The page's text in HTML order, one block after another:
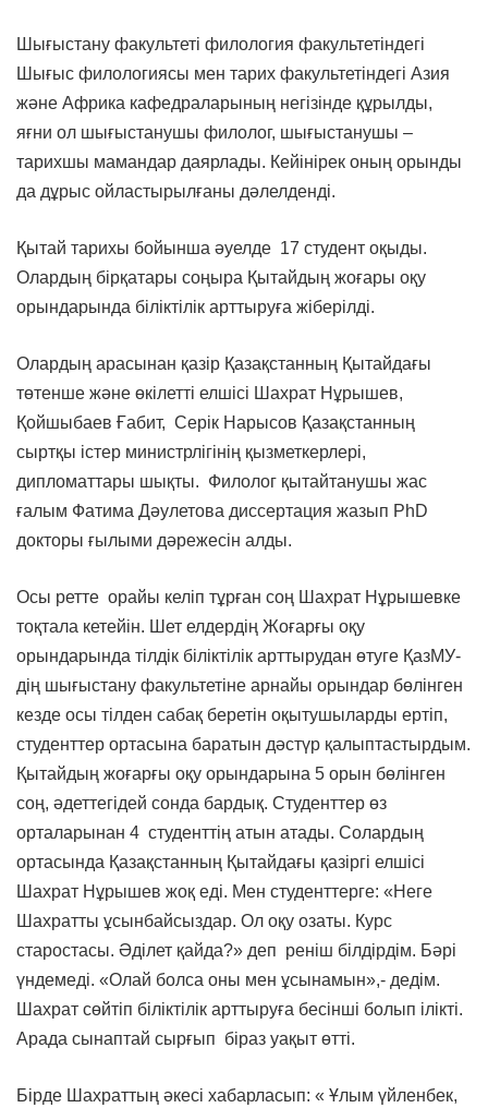
Шығыстану факультеті филология факультетіндегі
Шығыс филологиясы мен тарих факультетіндегі Азия
және Африка кафедраларының негізінде құрылды,
яғни ол шығыстанушы филолог, шығыстанушы –
тарихшы мамандар даярлады. Кейінірек оның орынды
да дұрыс ойластырылғаны дәлелденді.
Қытай тарихы бойынша әуелде 17 студент оқыды.
Олардың бірқатары соңыра Қытайдың жоғары оқу
орындарында біліктілік арттыруға жіберілді.
Олардың арасынан қазір Қазақстанның Қытайдағы
төтенше және өкілетті елшісі Шахрат Нұрышев,
Қойшыбаев Ғабит, Серік Нарысов Қазақстанның
сыртқы істер министрлігінің қызметкерлері,
дипломаттары шықты. Филолог қытайтанушы жас
ғалым Фатима Дәулетова диссертация жазып PhD
докторы ғылыми дәрежесін алды.
Осы ретте орайы келіп тұрған соң Шахрат Нұрышевке
тоқтала кетейін. Шет елдердің Жоғарғы оқу
орындарында тілдік біліктілік арттырудан өтуге ҚазМУ-
дің шығыстану факультетіне арнайы орындар бөлінген
кезде осы тілден сабақ беретін оқытушыларды ертіп,
студенттер ортасына баратын дәстүр қалыптастырдым.
Қытайдың жоғарғы оқу орындарына 5 орын бөлінген
соң, әдеттегідей сонда бардық. Студенттер өз
орталарынан 4 студенттің атын атады. Солардың
ортасында Қазақстанның Қытайдағы қазіргі елшісі
Шахрат Нұрышев жоқ еді. Мен студенттерге: «Неге
Шахратты ұсынбайсыздар. Ол оқу озаты. Курс
старостасы. Әділет қайда?» деп реніш білдірдім. Бәрі
үндемеді. «Олай болса оны мен ұсынамын»,- дедім.
Шахрат сөйтіп біліктілік арттыруға бесінші болып ілікті.
Арада сынаптай сырғып біраз уақыт өтті.
Бірде Шахраттың әкесі хабарласып: « Ұлым үйленбек,